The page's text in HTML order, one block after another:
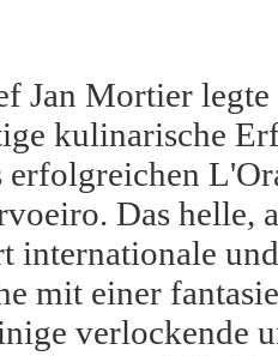
Jan Mortier legte
kulinarische
erfolgreichen
Das helle,
internationale und
mit einer
verlockende